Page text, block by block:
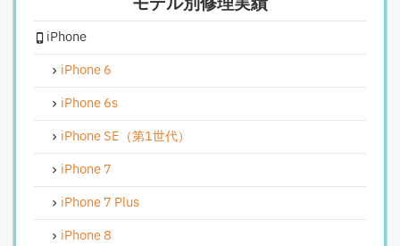
iPhoneインカメラ交換修理
iPhoneリンゴループ、システム復旧
iPhone基板破損修理（軽度）
iPhoneバイブレータ交換修理
Android修理実績
Androidフロントパネル交換修理
Androidバッテリー交換
iPhone
iPhone 6
iPhone 6s
iPhone SE（第1世代）
iPhone 7
iPhone 7 Plus
iPhone 8